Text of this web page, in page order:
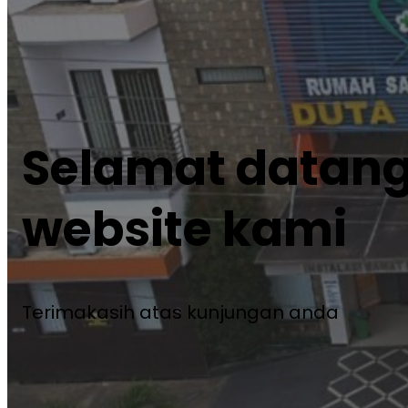
Selamat
website kami
Terimakasih atas kunjungan anda